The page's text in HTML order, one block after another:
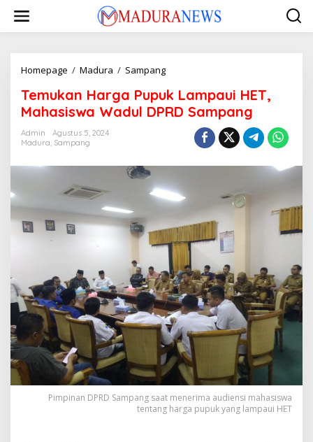
konten
Homepage / Madura / SampangTemukan
Pupuk
Lampaui
HET,
Mahasiswa
Sampang
Temukan Harga Pupuk Lampaui HET,
Mahasiswa Wadul DPRD Sampang
Admin
Agustus 5, 2024
Madura, Sampang
Pimpinan DPRD Sampang saat menerima audiensi mahasiswa
tentang harga pupuk yang lampaui HET